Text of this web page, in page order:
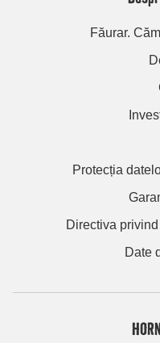
Făurar.
Protecția
Directiva
Date